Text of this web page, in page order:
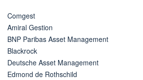
Comgest
Amiral Gestion
BNP Paribas Asset Management
Blackrock
Deutsche Asset Management
Edmond de Rothschild